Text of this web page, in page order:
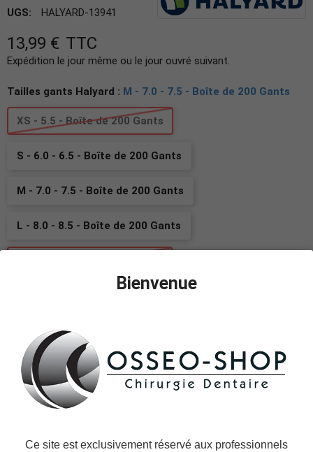
UGS:
HALYARD-13941
13,99 € TTC
Expédition le jour même ou le jour ouvré suivant.
Tailles gants Halyard : M - 7.0 - 7.5 - Boîte de 200 Gants
XS - 5.5 - Boîte de 200 Gants
S - 6.0 - 6.5 - Boîte de 200 Gants
M - 7.0 - 7.5 - Boîte de 200 Gants
L - 8.0 - 8.5 - Boîte de 200 Gants
Ajouter à la liste des favoris
Il reste actuellement 8article(s) restant(s) en stock !
Bienvenue
Ce site est exclusivement réservé aux professionnels